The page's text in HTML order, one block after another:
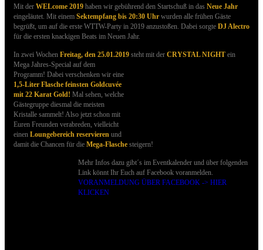
Mit der WELcome 2019 haben wir gebührend den Startschuß in das Neue Jahr
eingeläutet. Mit einem Sektempfang bis 20:30 Uhr wurden alle frühen Gäste
begrüßt, um auf die erste WTTW-Party in 2019 anzustoßen. Dabei sorgte DJ Alectro
für die ersten knackigen Beats im Neuen Jahr.
In zwei Wochen Freitag, den 25.01.2019 steht mit der CRYSTAL NIGHT ein
Mega Jahres-Special auf dem
Programm! Dabei verschenken wir eine
1,5-Liter Flasche feinsten Goldcuvée
mit 22 Karat Gold! Mal sehen, welche
Gästegruppe diesmal die meisten
Kristalle sammelt! Also jetzt schon mit
Euren Freunden verabreden, vielleicht
einen Loungebereich reservieren und
damit die Chancen für die Mega-Flasche steigern!
Mehr Infos dazu gibt´s im Eventkalender und über folgenden
Link könnt Ihr Euch auf Facebook voranmelden.
VORANMELDUNG ÜBER FACEBOOK -> HIER
KLICKEN